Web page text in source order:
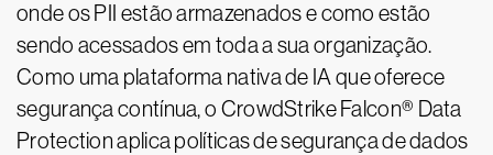
onde os PII estão armazenados e como estão
sendo acessados em toda a sua organização.
Como uma plataforma nativa de IA que oferece
segurança contínua, o CrowdStrike Falcon® Data
Protection aplica políticas de segurança de dados